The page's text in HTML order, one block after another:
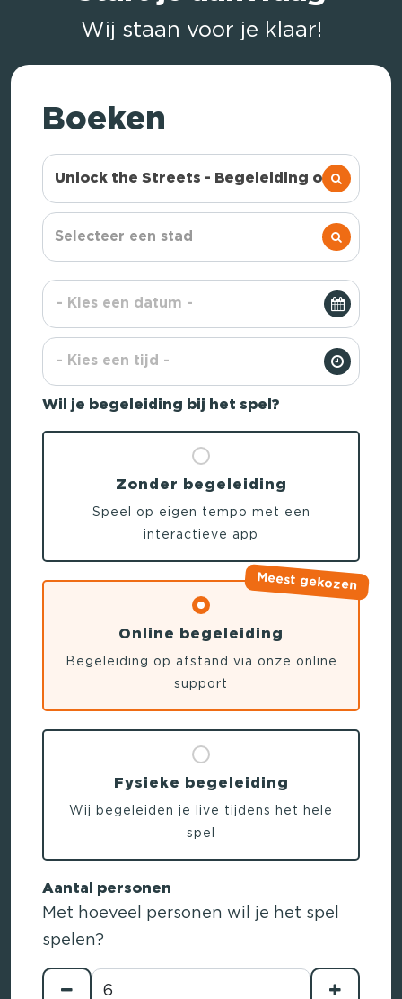
Wij staan voor je klaar!
Boeken
Unlock the Streets - Begeleiding op afstand
Selecteer een stad
Wil je begeleiding bij het spel?
Zonder begeleiding
Speel op eigen tempo met een
interactieve app
Meest gekozen
Online begeleiding
Begeleiding op afstand via onze online
support
Fysieke begeleiding
Wij begeleiden je live tijdens het hele
spel
Aantal personen
Met hoeveel personen wil je het spel
spelen?